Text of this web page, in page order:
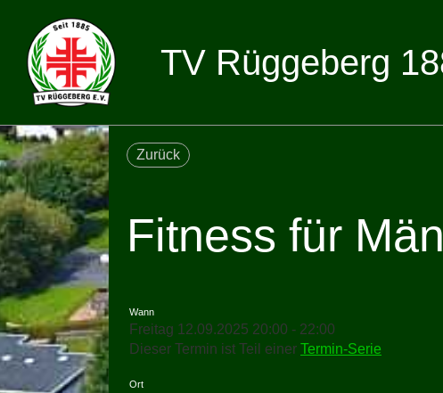
TV Rüggeberg
Zurück
Fitness für
Wann
Freitag 12.09.2025 20:00 - 22:00
Dieser Termin ist Teil einer Termin-Serie
Ort